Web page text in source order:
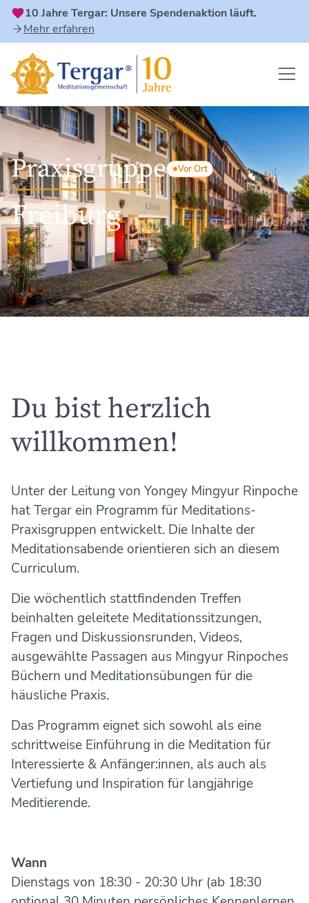
10 Jahre Tergar: Unsere Spendenaktion läuft.
Mehr erfahren
Praxisgruppe Vor Ort
Freiburg
Du bist herzlich
willkommen!
Unter der Leitung von Yongey Mingyur Rinpoche
hat Tergar ein Programm für Meditations-
Praxisgruppen entwickelt. Die Inhalte der
Meditationsabende orientieren sich an diesem
Curriculum.
Die wöchentlich stattfindenden Treffen
beinhalten geleitete Meditationssitzungen,
Fragen und Diskussionsrunden, Videos,
ausgewählte Passagen aus Mingyur Rinpoches
Büchern und Meditationsübungen für die
häusliche Praxis.
Das Programm eignet sich sowohl als eine
schrittweise Einführung in die Meditation für
Interessierte & Anfänger:innen, als auch als
Vertiefung und Inspiration für langjährige
Meditierende.
Wann
Dienstags von 18:30 - 20:30 Uhr (ab 18:30